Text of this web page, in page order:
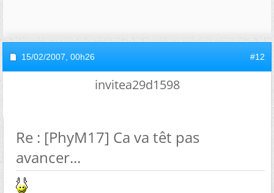
15/02/2007, 00h26 #12
invitea29d1598
Re : [PhyM17] Ca va têt pas
avancer...